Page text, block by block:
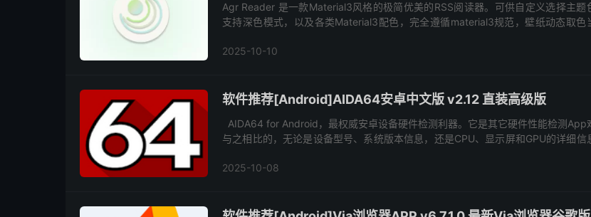
Agr Reader 是一款Material3风格的极简优美的RSS阅读器。可供自定义选择主题
支持深色模式，以及各类Material3配色，完全遵循material3规范，壁纸动态取色
2025-10-10
软件推荐[Android]AIDA64安卓中文版 v2.12 直装高级版
AIDA64 for Android，最权威安卓设备硬件检测利器。它是其它硬件性能检测App
与之相比的，无论是设备型号、系统版本信息，还是CPU、显示屏和GPU的详细信
2025-10-08